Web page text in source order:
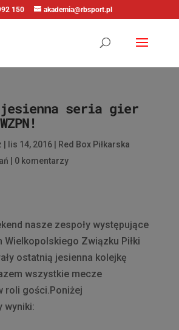
150 akademia@rbsport.pl
seria gier
lis 14, 2016|
Red Box Piłkarska
0 komentarzy
nasze zespoły występujące
Wielkopolskiego Związku Piłki
ostatnią jesienna kolejkę
wszystkie mecze
roli gości.Poniżej
wyniki: